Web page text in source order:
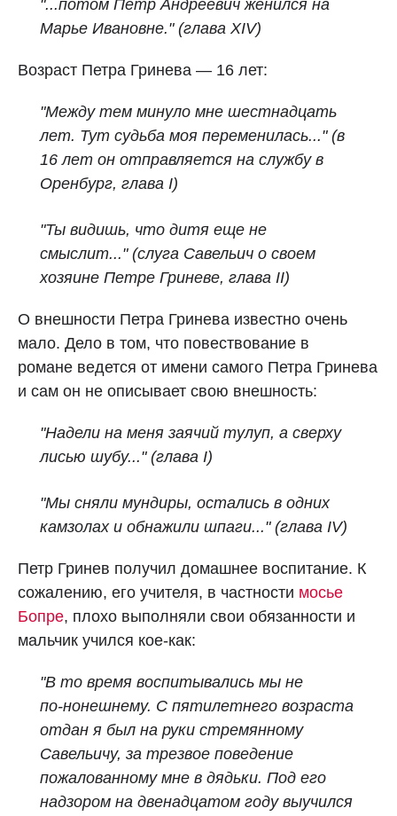
"...потом Петр Андреевич женился на
Марье Ивановне." (глава XIV)
Возраст Петра Гринева — 16 лет:
"Между тем минуло мне шестнадцать
лет. Тут судьба моя переменилась..." (в
16 лет он отправляется на службу в
Оренбург, глава I)
"Ты видишь, что дитя еще не
смыслит..." (слуга Савельич о своем
хозяине Петре Гриневе, глава II)
О внешности Петра Гринева известно очень
мало. Дело в том, что повествование в
романе ведется от имени самого Петра Гринева
и сам он не описывает свою внешность:
"Надели на меня заячий тулуп, а сверху
лисью шубу..." (глава I)
"Мы сняли мундиры, остались в одних
камзолах и обнажили шпаги..." (глава IV)
Петр Гринев получил домашнее воспитание. К
сожалению, его учителя, в частности мосье
Бопре, плохо выполняли свои обязанности и
мальчик учился кое-как:
"В то время воспитывались мы не
по‑нонешнему. С пятилетнего возраста
отдан я был на руки стремянному
Савельичу, за трезвое поведение
пожалованному мне в дядьки. Под его
надзором на двенадцатом году выучился